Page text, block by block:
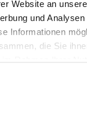
Website an
und
Informationen
die Sie
Rahmen Ihrer
bis zu
exklusiven